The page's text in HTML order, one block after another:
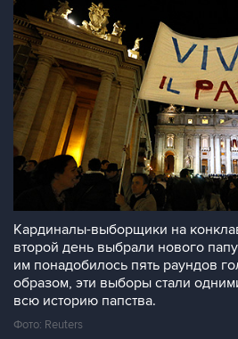
Кардиналы-выборщики на
второй день выбрали нового
им понадобилось пять раундов
образом, эти выборы стали
всю историю папства.
Фото: Reuters